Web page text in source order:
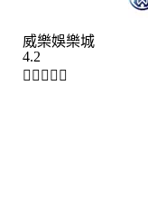
威樂娛樂城
4.2
    